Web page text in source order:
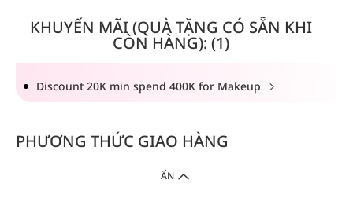
KHUYẾN MÃI (QUÀ TẶNG CÓ SẴN KHI
CÒN HÀNG): (1)
Discount 20K min spend 400K for Makeup
PHƯƠNG THỨC GIAO HÀNG
ẨN